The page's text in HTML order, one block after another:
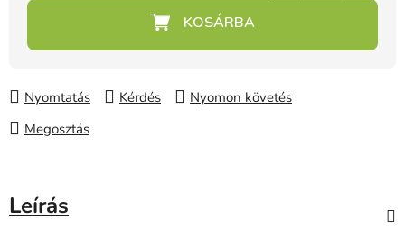
Egységár:
Nyomtatás Kérdés
Nyomon követés
Megosztás
Leírás